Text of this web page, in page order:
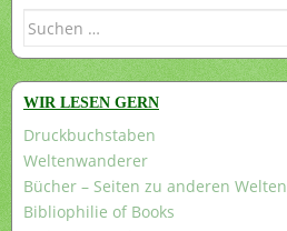
Suchen
WIR LESEN GERN
Druckbuchstaben
Weltenwanderer
Bücher – Seiten zu anderen Welten
Bibliophilie of Books